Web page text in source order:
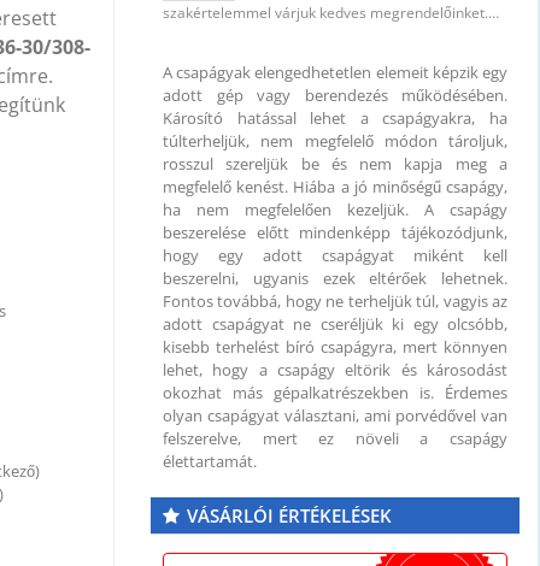
30/308-
szakértelemmel várjuk kedves megrendelőinket.…
A csapágyak elengedhetetlen elemeit képzik egy
adott gép vagy berendezés működésében.
Károsító hatással lehet a csapágyakra, ha
túlterheljük, nem megfelelő módon tároljuk,
rosszul szereljük be és nem kapja meg a
megfelelő kenést. Hiába a jó minőségű csapágy,
ha nem megfelelően kezeljük. A csapágy
beszerelése előtt mindenképp tájékozódjunk,
hogy egy adott csapágyat miként kell
beszerelni, ugyanis ezek eltérőek lehetnek.
Fontos továbbá, hogy ne terheljük túl, vagyis az
adott csapágyat ne cseréljük ki egy olcsóbb,
kisebb terhelést bíró csapágyra, mert könnyen
lehet, hogy a csapágy eltörik és károsodást
okozhat más gépalkatrészekben is. Érdemes
olyan csapágyat választani, ami porvédővel van
felszerelve, mert ez növeli a csapágy
élettartamát.
VÁSÁRLÓI ÉRTÉKELÉSEK